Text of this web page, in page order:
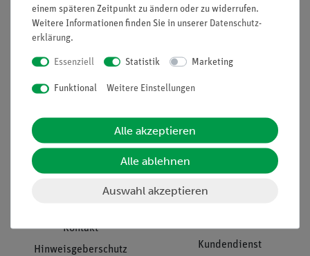
Informationen
Unternehmen
Projekte und Lösungen
Kontakt
Hinweisgeberschutz
Übersicht Service
Beratung & Showroom
Inventarisierungs- &
Kundendienst
einem späteren Zeitpunkt zu ändern oder zu widerrufen.
Weitere Informationen finden Sie in unserer Daten­schutz­
erklärung.
Essenziell Statistik Marketing
Funktional Weitere Einstellungen
Alle akzeptieren
Alle ablehnen
Auswahl akzeptieren